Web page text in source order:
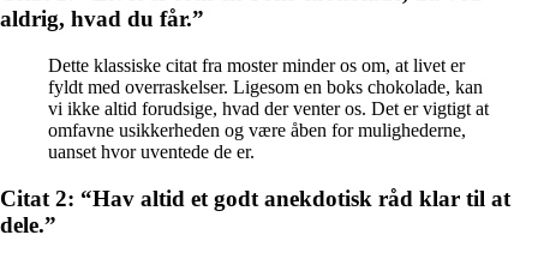
aldrig, hvad du får.”
Dette klassiske citat fra moster minder os om, at livet er
fyldt med overraskelser. Ligesom en boks chokolade, kan
vi ikke altid forudsige, hvad der venter os. Det er vigtigt at
omfavne usikkerheden og være åben for mulighederne,
uanset hvor uventede de er.
Citat 2: “Hav altid et godt anekdotisk råd klar til at
dele.”